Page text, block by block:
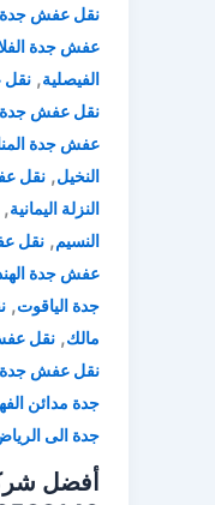
نقل عفش جدة
عفش جدة
الفيصلية, نقل
نقل عفش جدة
عفش جدة
النخيل, نقل
النزلة اليمانية,
النسيم, نقل
عفش جدة
جدة الياقوت,
مالك, نقل
نقل عفش جدة
جدة مدائن
جدة الى
أفضل